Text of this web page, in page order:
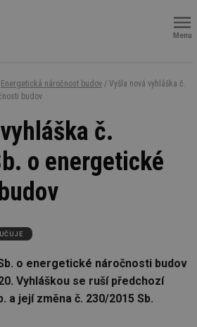
Menu
Energetická náročnost budov / Vyšla nová vyhláška č.
budov
č.
o energetické
o energetické náročnosti budov
Vyhláškou se ruší předchozí
a její změna č. 230/2015 Sb.